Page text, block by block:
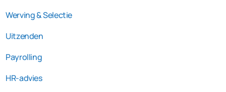
Werving & Selectie
Uitzenden
Payrolling
HR-advies